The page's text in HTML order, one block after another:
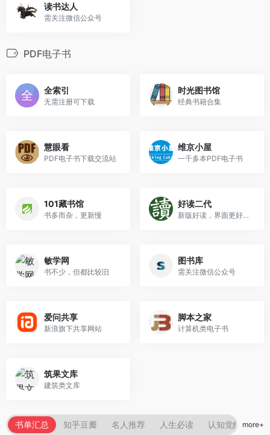
读书达人
需关注微信公众号
PDF电子书
全索引
无需注册可下载
时光图书馆
经典书籍合集
慧眼看
PDF电子书下载交流站
维京小屋
一千多本PDF电子书
101藏书馆
书多而杂，更新慢
好读二代
新版好读，界面更好看了
敏学网
书不少，但都比较旧
图书库
需关注微信公众号
爱问共享
新浪旗下共享网站
脚本之家
计算机类电子书
筑果文库
建筑类文库
书单汇总 知乎豆瓣 名人推荐 人生必读 认知觉醒 more+